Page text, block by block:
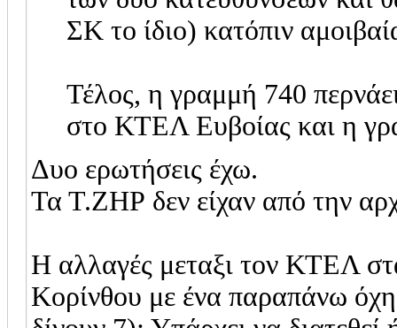
ΣΚ το ίδιο) κατόπιν
Τέλος, η γραμμή 740
στο ΚΤΕΛ Ευβοίας και η
Δυο ερωτήσεις έχω.
Τα Τ.ΖΗΡ δεν είχαν από την
Η αλλαγές μεταξι τον ΚΤΕΛ
Κορίνθου με ένα παραπάνω